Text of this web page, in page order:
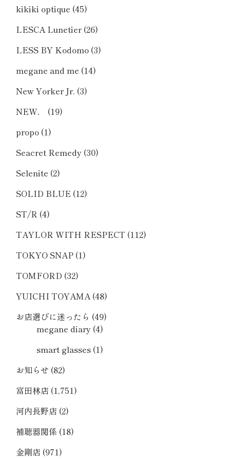
kikiki optique (45)
LESCA Lunetier(26)
LESS BY Kodomo (3)
megane and me (14)
New Yorker Jr. (3)
NEW．
(19)
propo (1)
Seacret Remedy (30)
Selenite (2)
SOLID BLUE (12)
ST/R (4)
TAYLOR WITH RESPECT (112)
TOKYO SNAP (1)
TOMFORD (32)
YUICHI TOYAMA (48)
お店選びに迷ったら (49)
megane diary (4)
smart glasses (1)
お知らせ (82)
富田林店 (1,751)
河内長野店 (2)
補聴器関係 (18)
金剛店 (971)